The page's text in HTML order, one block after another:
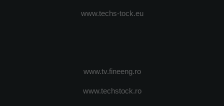
www.techs-tock.eu
www.tv.fineeng.ro
www.techstock.ro